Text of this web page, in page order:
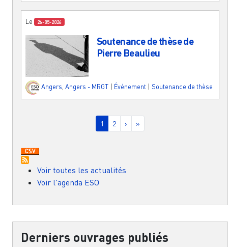
Le 26-05-2026
Soutenance de thèse de
Pierre Beaulieu
Angers Angers - MRGT Événement Soutenance de thèse
Page courante
1 Page
2 Page suivante
› Dernière page
»
Voir toutes les actualités
Voir l'agenda ESO
Derniers ouvrages publiés